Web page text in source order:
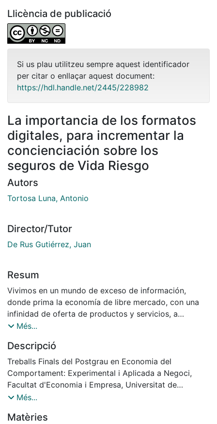
Llicència de publicació
Si us plau utilitzeu sempre aquest identificador
per citar o enllaçar aquest document:
https://hdl.handle.net/2445/228982
La importancia de los formatos
digitales, para incrementar la
concienciación sobre los
seguros de Vida Riesgo
Autors
Tortosa Luna, Antonio
Director/Tutor
De Rus Gutiérrez, Juan
Resum
Vivimos en un mundo de exceso de información,
donde prima la economía de libre mercado, con una
infinidad de oferta de productos y servicios, a
satisfacer todas las necesidades presentes y futuras,
que tienen los clientes/ gestores a la hora de contratar
un seguro de vida es fundamental y saber abordarlos
desde nuevos formatos digitales que capten su
atención y transmita la emoción, es vital para nuestro
trabajo. Abordaremos como gracias al conocimiento
podemos captar mejor la atención y generar
Més...
Descripció
Treballs Finals del Postgrau en Economia del
Comportament: Experimental i Aplicada a Negoci,
Facultat d'Economia i Empresa, Universitat de
Barcelona, Curs: 2024-2025 , Tutoria : Juan de Rus
Més...
Matèries